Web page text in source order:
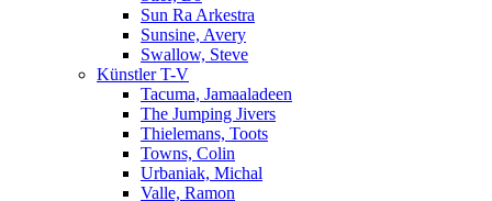
Sun Ra Arkestra
Sunsine, Avery
Swallow, Steve
Künstler T-V
Tacuma, Jamaaladeen
The Jumping Jivers
Thielemans, Toots
Towns, Colin
Urbaniak, Michal
Valle, Ramon